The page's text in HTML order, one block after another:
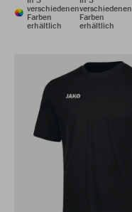
verschiedenen
Farben
erhältlich
verschiedenen
Farben
erhältlich